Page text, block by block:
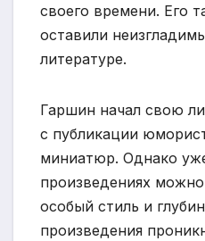
своего времени. Его
оставили
литературе.
Гаршин начал свою
с публикации
миниатюр. Однако
произведениях
особый стиль и
произведения